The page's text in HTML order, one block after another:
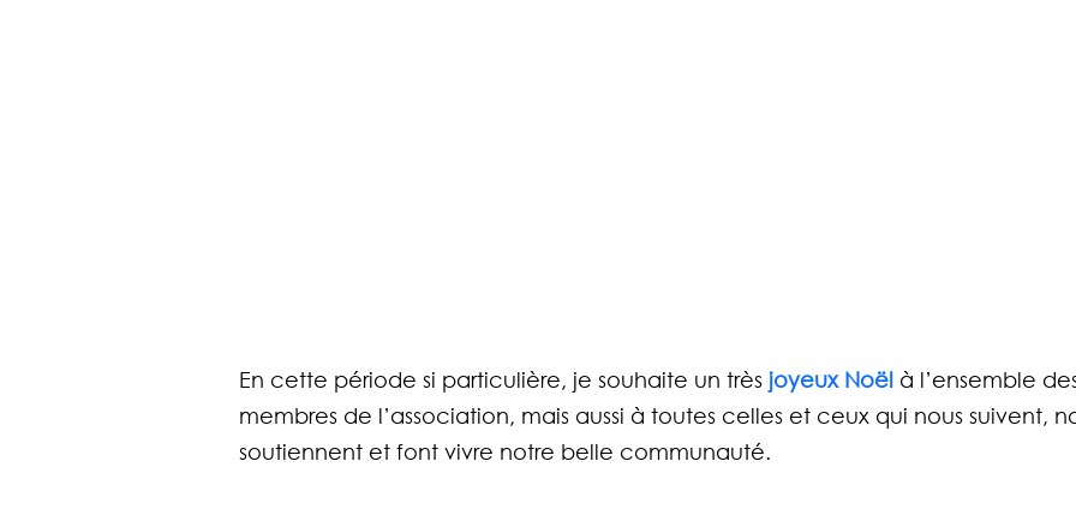
En cette période si particulière, je souhaite un très joyeux Noël à l’ensemble
membres de l’association, mais aussi à toutes celles et ceux qui nous suivent,
soutiennent et font vivre notre belle communauté.